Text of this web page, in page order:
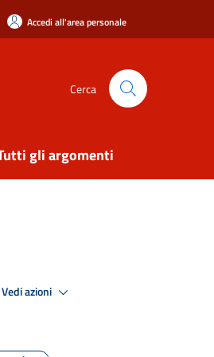
Accedi all'area personale
Cerca
gli argomenti
Vedi azioni